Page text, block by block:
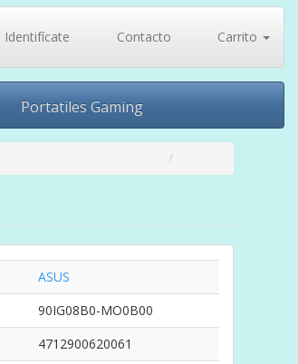
Identifícate Contacto Carrito
Portatiles Gaming
ASUS
90IG08B0-MO0B00
4712900620061